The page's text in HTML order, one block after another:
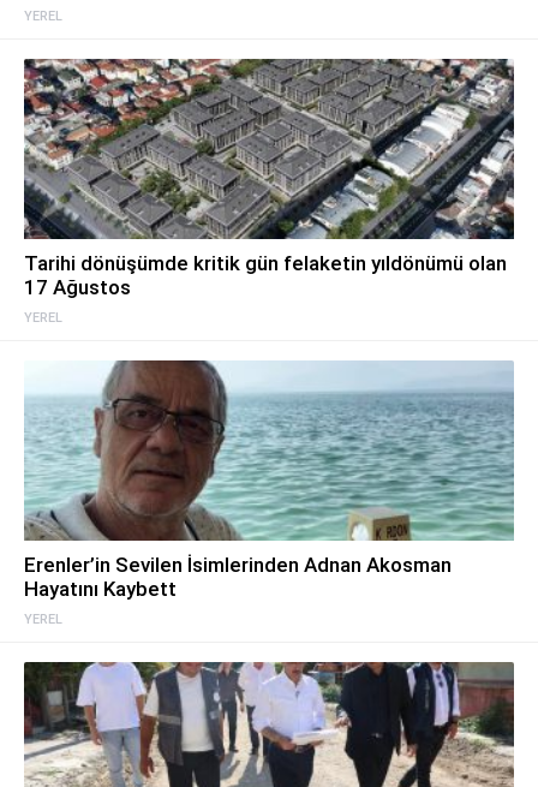
YEREL
YEREL
Tarihi dönüşümde kritik gün felaketin yıldönümü olan
17 Ağustos
YEREL
Erenler’in Sevilen İsimlerinden Adnan Akosman
Hayatını Kaybett